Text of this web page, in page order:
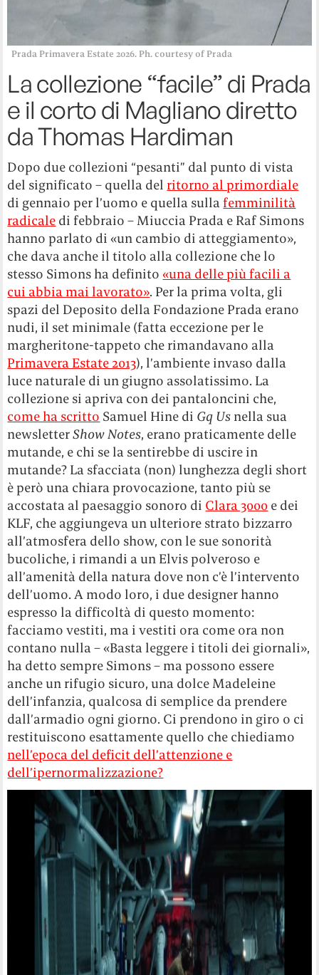
Prada Primavera Estate 2026. Ph. courtesy of Prada
La collezione “facile” di Prada
e il corto di Magliano diretto
da Thomas Hardiman
Dopo due collezioni “pesanti” dal punto di vista
del significato – quella del ritorno al primordiale
di gennaio per l’uomo e quella sullafemminilità
radicale di febbraio – Miuccia Prada e Raf Simons
hanno parlato di «un cambio di atteggiamento»,
che dava anche il titolo alla collezione che lo
stesso Simons ha definito«una delle più facili a
cui abbia mai lavorato». Per la prima volta, gli
spazi del Deposito della Fondazione Prada erano
nudi, il set minimale (fatta eccezione per le
margheritone-tappeto che rimandavano alla
Primavera Estate 2013), l’ambiente invaso dalla
luce naturale di un giugno assolatissimo. La
collezione si apriva con dei pantaloncini che,
come ha scritto Samuel Hine di Gq Us nella sua
newsletterShow Notes, erano praticamente delle
mutande, e chi se la sentirebbe di uscire in
mutande? La sfacciata (non) lunghezza degli short
è però una chiara provocazione, tanto più se
accostata al paesaggio sonoro di Clara 3000 e dei
KLF, che aggiungeva un ulteriore strato bizzarro
all’atmosfera dello show, con le sue sonorità
bucoliche, i rimandi a un Elvis polveroso e
all’amenità della natura dove non c’è l’intervento
dell’uomo. A modo loro, i due designer hanno
espresso la difficoltà di questo momento:
facciamo vestiti, ma i vestiti ora come ora non
contano nulla – «Basta leggere i titoli dei giornali»,
ha detto sempre Simons – ma possono essere
anche un rifugio sicuro, una dolce Madeleine
dell’infanzia, qualcosa di semplice da prendere
dall’armadio ogni giorno. Ci prendono in giro o ci
restituiscono esattamente quello che chiediamo
nell’epoca del deficit dell’attenzione e
dell’ipernormalizzazione?